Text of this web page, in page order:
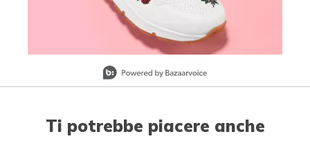
Ti potrebbe piacere anche